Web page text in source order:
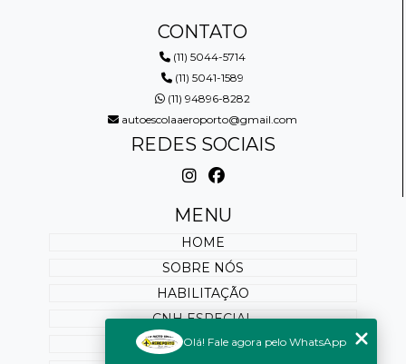
CONTATO
(11) 5044-5714
(11) 5041-1589
(11) 94896-8282
autoescolaaeroporto@gmail.com
REDES SOCIAIS
MENU
HOME
SOBRE NÓS
HABILITAÇÃO
CNH ESPECIAL
REABILITAÇÃO
Olá! Fale agora pelo WhatsApp